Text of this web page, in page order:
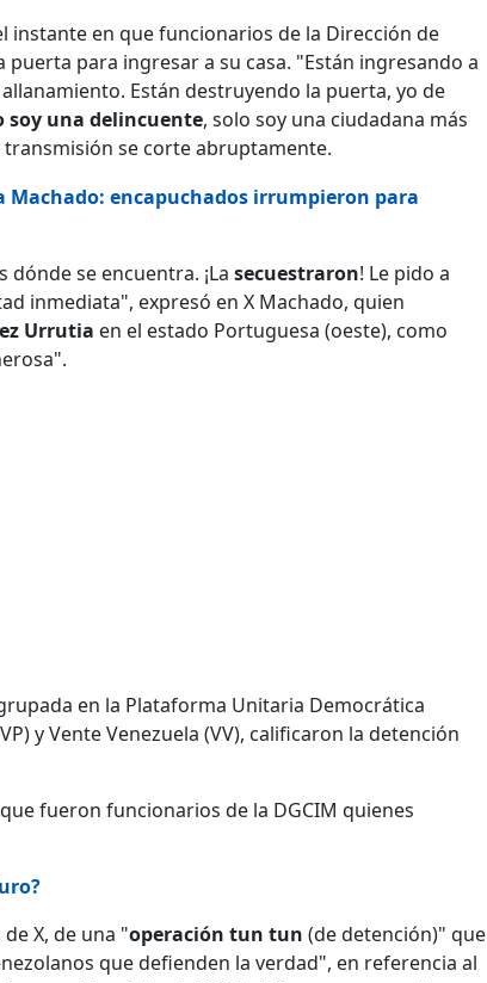
instante en que funcionarios de la Dirección de
para ingresar a su casa. "Están ingresando a
Están destruyendo la puerta, yo de
soy una delincuente, solo soy una ciudadana más
se corte abruptamente.
Machado: encapuchados irrumpieron para
se encuentra. ¡La secuestraron! Le pido a
inmediata", expresó en X Machado, quien
Urrutia en el estado Portuguesa (oeste), como
en la Plataforma Unitaria Democrática
y Vente Venezuela (VV), calificaron la detención
fueron funcionarios de la DGCIM quienes
X, de una "operación tun tun (de detención)" que
que defienden la verdad", en referencia al